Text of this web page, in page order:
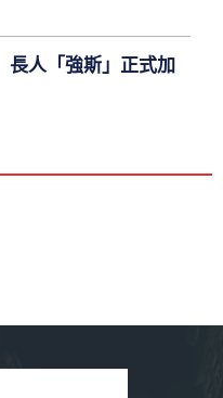
人「強斯」正式加